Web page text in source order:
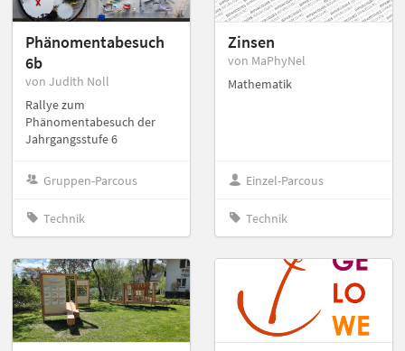
Phänomentabesuch
6b
von Judith Noll
Rallye zum
Phänomentabesuch der
Jahrgangsstufe 6
Gruppen-Parcous
Technik
Zinsen
von MaPhyNel
Mathematik
Einzel-Parcous
Technik